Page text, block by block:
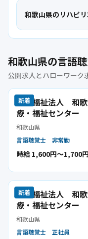
和歌山県のリハビ
和歌山県の言語
公開求人とハローワーク
新着
社会福祉法人 和
療・福祉センター
和歌山県
言語聴覚士 非常勤
時給 1,600円〜1,700円
新着
社会福祉法人 和
療・福祉センター
和歌山県
言語聴覚士 正社員